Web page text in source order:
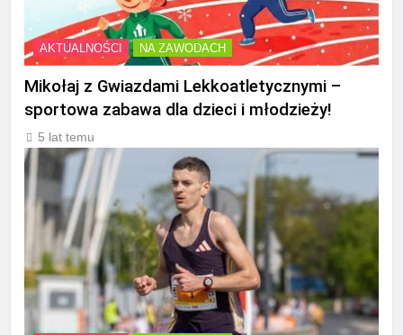
AKTUALNOŚCI NA ZAWODACH
Mikołaj z Gwiazdami Lekkoatletycznymi –
sportowa zabawa dla dzieci i młodzieży!
5 lat temu